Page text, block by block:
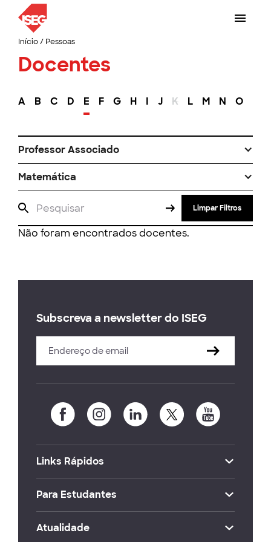
Início/ Pessoas
Docentes
A B C D E F G H I J K L M N O
Professor Associado
Matemática
Limpar Filtros
Não foram encontrados docentes.
Subscreva a newsletter do ISEG
Links Rápidos
Para Estudantes
Atualidade